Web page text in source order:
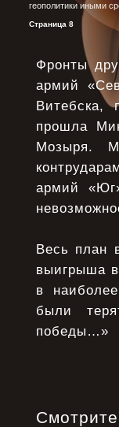
геополитики иными
Страница 8
Фронты
армий
Витебска,
прошла
Мозыря.
армий
Весь план
выигрыша
в
были
победы…»